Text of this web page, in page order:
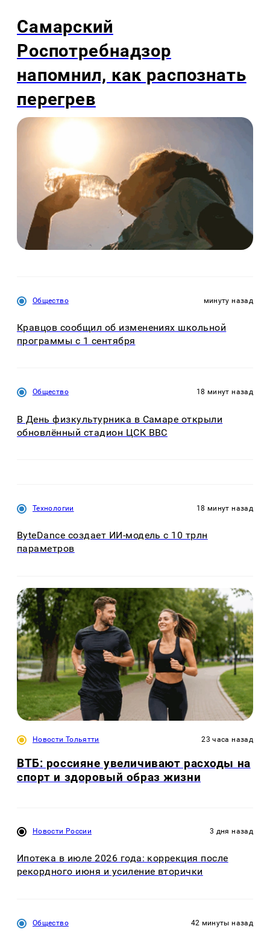
Самарский
Роспотребнадзор
напомнил, как распознать
перегрев
Общество минуту назад
Кравцов сообщил об изменениях школьной
программы с 1 сентября
Общество 18 минут назад
В День физкультурника в Самаре открыли
обновлённый стадион ЦСК ВВС
Технологии 18 минут назад
ByteDance создает ИИ-модель с 10 трлн
параметров
Новости Тольятти 23 часа назад
ВТБ: россияне увеличивают расходы на
спорт и здоровый образ жизни
Новости России 3 дня назад
Ипотека в июле 2026 года: коррекция после
рекордного июня и усиление вторички
Общество 42 минуты назад